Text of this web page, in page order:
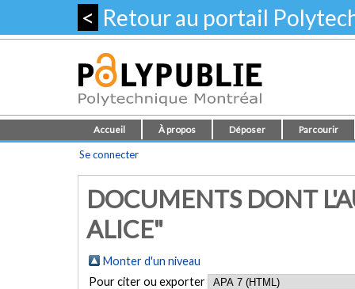
< Retour au portail
Accueil À propos Déposer Parcourir
Se connecter
DOCUMENTS DONT
ALICE"
Monter d'un niveau
Pour citer ou exporter